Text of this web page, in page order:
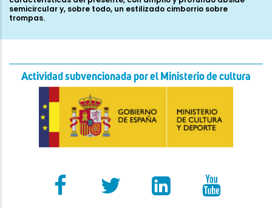
Actividad subvencionada por el Ministerio de cultura